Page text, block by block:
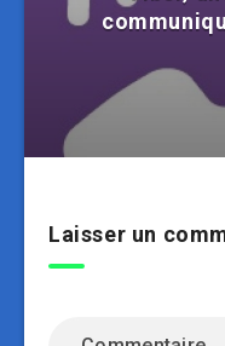
Laisser un